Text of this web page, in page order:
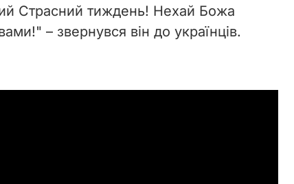
Страсний тиждень! Нехай Божа
– звернувся він до українців.